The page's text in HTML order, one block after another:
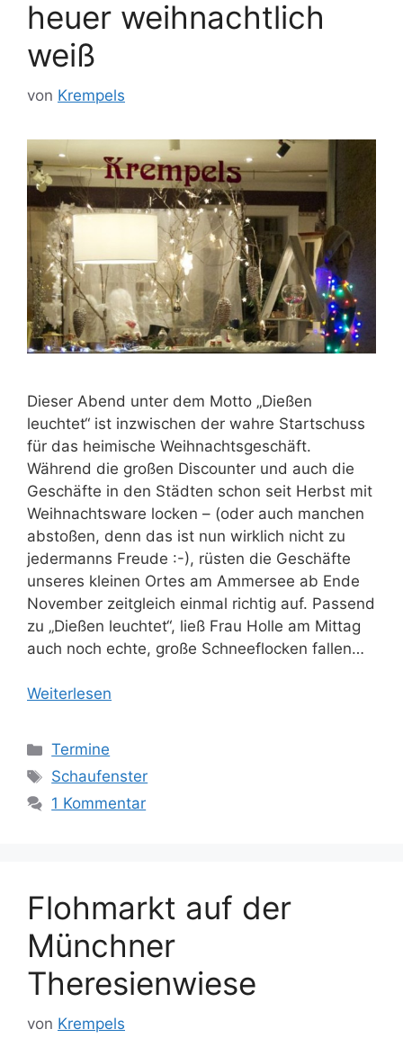
heuer weihnachtlich
weiß
von Krempels
Dieser Abend unter dem Motto „Dießen
leuchtet“ ist inzwischen der wahre Startschuss
für das heimische Weihnachtsgeschäft.
Während die großen Discounter und auch die
Geschäfte in den Städten schon seit Herbst mit
Weihnachtsware locken – (oder auch manchen
abstoßen, denn das ist nun wirklich nicht zu
jedermanns Freude :-), rüsten die Geschäfte
unseres kleinen Ortes am Ammersee ab Ende
November zeitgleich einmal richtig auf. Passend
zu „Dießen leuchtet“, ließ Frau Holle am Mittag
auch noch echte, große Schneeflocken fallen…
Weiterlesen
Kategorien
Termine
Schlagwörter
Schaufenster
1 Kommentar
Flohmarkt auf der
Münchner
Theresienwiese
von Krempels